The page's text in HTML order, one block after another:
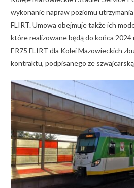
wykonanie napraw poziomu
FLIRT. Umowa obejmuje także ich
które realizowane będą do końca 2024
ER75 FLIRT dla Kolei Mazowieckich
kontraktu, podpisanego ze